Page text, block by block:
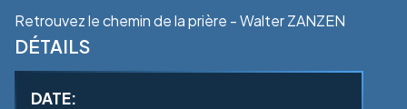
Retrouvez le chemin de la prière - Walter ZANZEN
DÉTAILS
DATE: